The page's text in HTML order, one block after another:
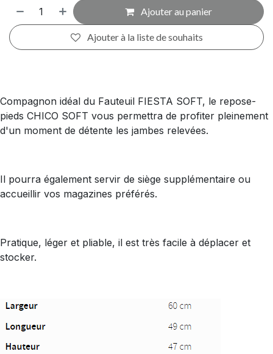
Ajouter au panier
Ajouter à la liste de souhaits
Compagnon idéal du Fauteuil FIESTA SOFT, le repose-
pieds CHICO SOFT vous permettra de profiter pleinement
d'un moment de détente les jambes relevées.
Il pourra également servir de siège supplémentaire ou
accueillir vos magazines préférés.
Pratique, léger et pliable, il est très facile à déplacer et
stocker.